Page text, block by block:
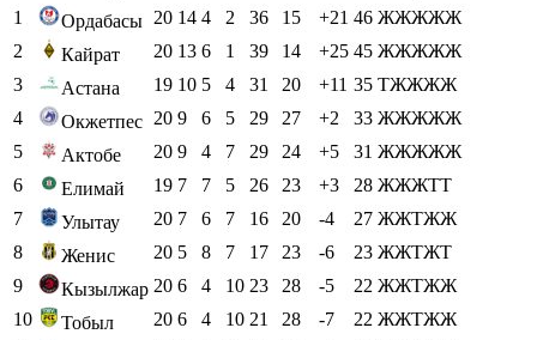
1
Ордабасы 20 14 4 2 36 15 +21 46 ЖЖЖЖЖ
2
Кайрат 20 13 6 1 39 14 +25 45 ЖЖЖЖЖ
3
Астана 19 10 5 4 31 20 +11 35 ТЖЖЖЖ
4
Окжетпес 20 9 6 5 29 27 +2 33 ЖЖЖЖЖ
5
Актобе 20 9 4 7 29 24 +5 31 ЖЖЖЖЖ
6
Елимай 19 7 7 5 26 23 +3 28 ЖЖЖТТ
7
Улытау 20 7 6 7 16 20 -4 27 ЖЖТЖЖ
8
Женис 20 5 8 7 17 23 -6 23 ЖЖТЖТ
9
Кызылжар 20 6 4 10 23 28 -5 22 ЖЖТЖЖ
10
Тобыл 20 6 4 10 21 28 -7 22 ЖЖТЖЖ